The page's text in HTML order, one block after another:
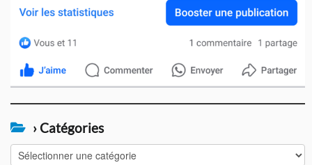
› Catégories